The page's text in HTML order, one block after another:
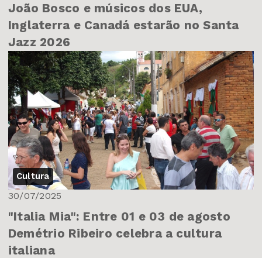
João Bosco e músicos dos EUA,
Inglaterra e Canadá estarão no Santa
Jazz 2026
Cultura
30/07/2025
"Italia Mia": Entre 01 e 03 de agosto
Demétrio Ribeiro celebra a cultura
italiana